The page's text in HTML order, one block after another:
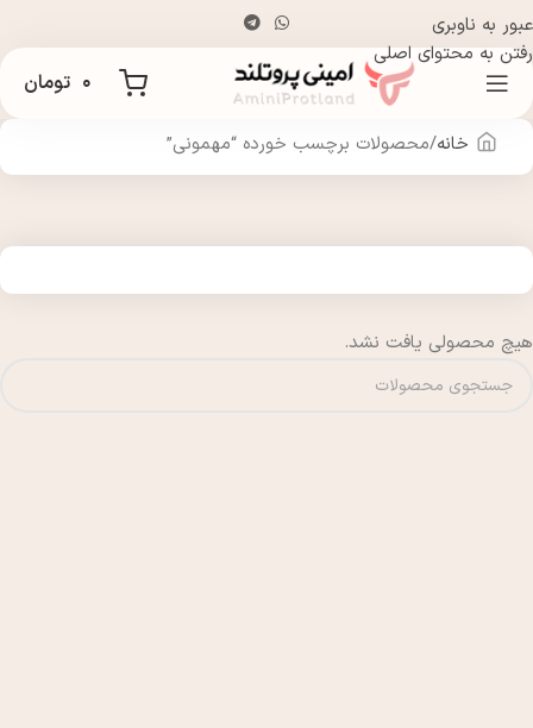
عبور به ناوبری
رفتن به محتوای اصلی
۰ تومان
خانه محصولات برچسب خورده “مهمونی”
هیچ محصولی یافت نشد.